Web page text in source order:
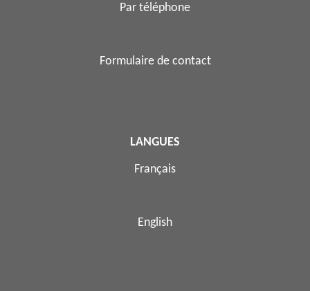
Par téléphone
Formulaire de contact
LANGUES
Français
English